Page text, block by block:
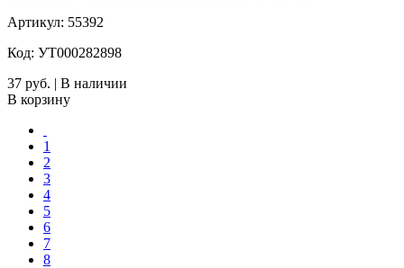
Артикул: 55392
Код: УТ000282898
37 руб. | В наличии
В корзину
1
2
3
4
5
6
7
8